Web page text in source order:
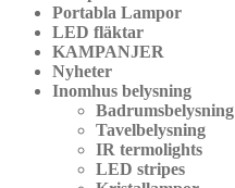
Portabla Lampor
LED fläktar
KAMPANJER
Nyheter
Inomhus belysning
Badrumsbelysning
Tavelbelysning
IR termolights
LED stripes